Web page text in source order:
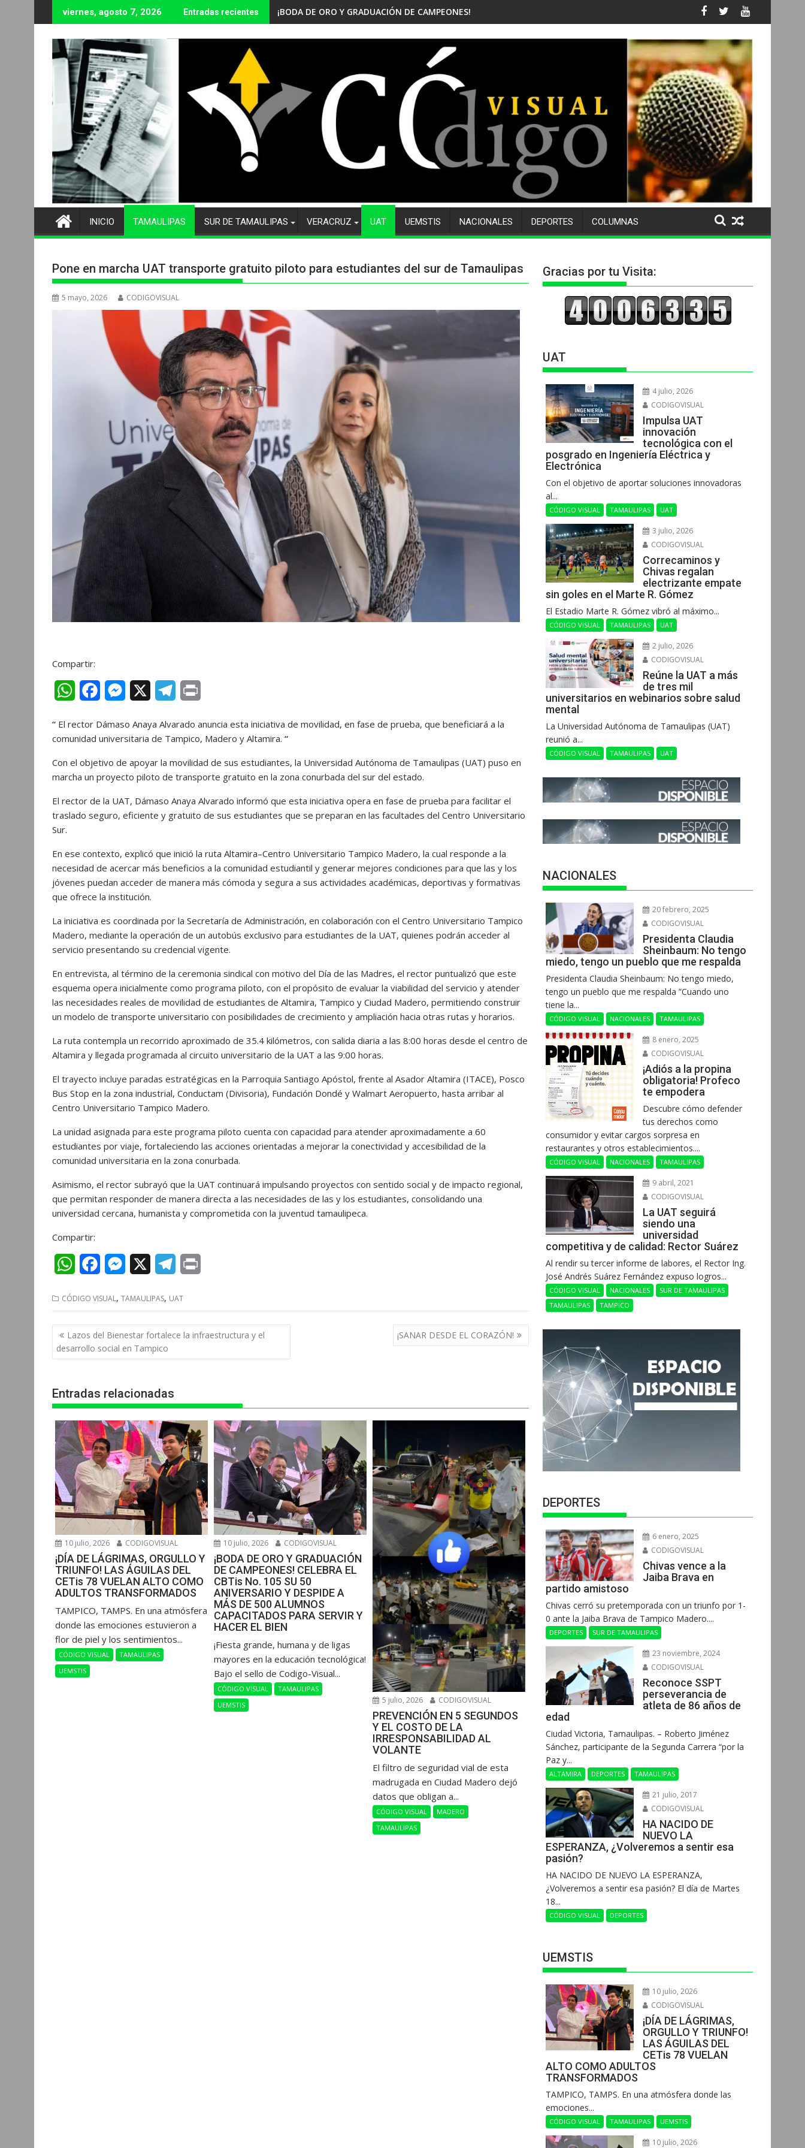
al
contenido
viernes, agosto 7, 2026 Entradas recientes ¡BODA DE ORO Y GRADUACIÓN DE CAMPEONES! CELEBRA EL CBTis No. 105 SU 50 ANIVERSARIO Y DESPIDE A MÁS DE 500
INICIO TAMAULIPAS SUR DE TAMAULIPAS VERACRUZ UAT UEMSTIS NACIONALES DEPORTES COLUMNAS
Pone en marcha UAT transporte gratuito piloto para estudiantes del sur de Tamaulipas
5 mayo, 2026 CODIGOVISUAL
Compartir:
W
a
p
c
o
s
e
g
r
l
g
a
i
“ El rector Dámaso Anaya Alvarado anuncia esta iniciativa de movilidad, en fase de prueba, que beneficiará a la
comunidad universitaria de Tampico, Madero y Altamira. “
Con el objetivo de apoyar la movilidad de sus estudiantes, la Universidad Autónoma de Tamaulipas (UAT) puso en
marcha un proyecto piloto de transporte gratuito en la zona conurbada del sur del estado.
El rector de la UAT, Dámaso Anaya Alvarado informó que esta iniciativa opera en fase de prueba para facilitar el
traslado seguro, eficiente y gratuito de sus estudiantes que se preparan en las facultades del Centro Universitario
Sur.
En ese contexto, explicó que inició la ruta Altamira–Centro Universitario Tampico Madero, la cual responde a la
necesidad de acercar más beneficios a la comunidad estudiantil y generar mejores condiciones para que las y los
jóvenes puedan acceder de manera más cómoda y segura a sus actividades académicas, deportivas y formativas
que ofrece la institución.
La iniciativa es coordinada por la Secretaría de Administración, en colaboración con el Centro Universitario Tampico
Madero, mediante la operación de un autobús exclusivo para estudiantes de la UAT, quienes podrán acceder al
servicio presentando su credencial vigente.
En entrevista, al término de la ceremonia sindical con motivo del Día de las Madres, el rector puntualizó que este
esquema opera inicialmente como programa piloto, con el propósito de evaluar la viabilidad del servicio y atender
las necesidades reales de movilidad de estudiantes de Altamira, Tampico y Ciudad Madero, permitiendo construir
un modelo de transporte universitario con posibilidades de crecimiento y ampliación hacia otras rutas y horarios.
La ruta contempla un recorrido aproximado de 35.4 kilómetros, con salida diaria a las 8:00 horas desde el centro de
Altamira y llegada programada al circuito universitario de la UAT a las 9:00 horas.
El trayecto incluye paradas estratégicas en la Parroquia Santiago Apóstol, frente al Asador Altamira (ITACE), Posco
Bus Stop en la zona industrial, Conductam (Divisoria), Fundación Dondé y Walmart Aeropuerto, hasta arribar al
Centro Universitario Tampico Madero.
La unidad asignada para este programa piloto cuenta con capacidad para atender aproximadamente a 60
estudiantes por viaje, fortaleciendo las acciones orientadas a mejorar la conectividad y accesibilidad de la
comunidad universitaria en la zona conurbada.
Asimismo, el rector subrayó que la UAT continuará impulsando proyectos con sentido social y de impacto regional,
que permitan responder de manera directa a las necesidades de las y los estudiantes, consolidando una
universidad cercana, humanista y comprometida con la juventud tamaulipeca.
Compartir:
W
a
t
s
p
c
e
b
k
s
s
e
e
r
e
m
n
CÓDIGO VISUAL, TAMAULIPAS, UAT
Navegación
de
entradas
Lazos del Bienestar fortalece la infraestructura y el
desarrollo social en Tampico
¡SANAR DESDE EL CORAZÓN!
Entradas relacionadas
10 julio, 2026 CODIGOVISUAL
¡DÍA DE LÁGRIMAS, ORGULLO Y
TRIUNFO! LAS ÁGUILAS DEL
CETis 78 VUELAN ALTO COMO
ADULTOS TRANSFORMADOS
​TAMPICO, TAMPS. En una atmósfera
donde las emociones estuvieron a
flor de piel y los sentimientos...
CÓDIGO VISUAL
TAMAULIPAS
UEMSTIS
10 julio, 2026 CODIGOVISUAL
¡BODA DE ORO Y GRADUACIÓN
DE CAMPEONES! CELEBRA EL
CBTis No. 105 SU 50
ANIVERSARIO Y DESPIDE A
MÁS DE 500 ALUMNOS
CAPACITADOS PARA SERVIR Y
HACER EL BIEN
​¡Fiesta grande, humana y de ligas
mayores en la educación tecnológica!
Bajo el sello de Codigo-Visual...
CÓDIGO VISUAL
TAMAULIPAS
UEMSTIS
5 julio, 2026 CODIGOVISUAL
PREVENCIÓN EN 5 SEGUNDOS
Y EL COSTO DE LA
IRRESPONSABILIDAD AL
VOLANTE
​El filtro de seguridad vial de esta
madrugada en Ciudad Madero dejó
datos que obligan a...
CÓDIGO VISUAL
MADERO
TAMAULIPAS
Gracias por tu Visita:
UAT
4 julio, 2026
CODIGOVISUAL
Impulsa UAT
innovación
tecnológica con el
posgrado en Ingeniería Eléctrica y
Electrónica
Con el objetivo de aportar soluciones innovadoras
al...
CÓDIGO VISUAL TAMAULIPAS UAT
3 julio, 2026
CODIGOVISUAL
Correcaminos y
Chivas regalan
electrizante empate
sin goles en el Marte R. Gómez
El Estadio Marte R. Gómez vibró al máximo...
CÓDIGO VISUAL TAMAULIPAS UAT
2 julio, 2026
CODIGOVISUAL
Reúne la UAT a más
de tres mil
universitarios en webinarios sobre salud
mental
La Universidad Autónoma de Tamaulipas (UAT)
reunió a...
CÓDIGO VISUAL TAMAULIPAS UAT
NACIONALES
20 febrero, 2025
CODIGOVISUAL
Presidenta Claudia
Sheinbaum: No tengo
miedo, tengo un pueblo que me respalda
Presidenta Claudia Sheinbaum: No tengo miedo,
tengo un pueblo que me respalda ”Cuando uno
tiene la...
CÓDIGO VISUAL NACIONALES TAMAULIPAS
8 enero, 2025
CODIGOVISUAL
¡Adiós a la propina
obligatoria! Profeco
te empodera
Descubre cómo defender
tus derechos como
consumidor y evitar cargos sorpresa en
restaurantes y otros establecimientos....
CÓDIGO VISUAL NACIONALES TAMAULIPAS
9 abril, 2021
CODIGOVISUAL
La UAT seguirá
siendo una
universidad
competitiva y de calidad: Rector Suárez
Al rendir su tercer informe de labores, el Rector Ing.
José Andrés Suárez Fernández expuso logros...
CÓDIGO VISUAL NACIONALES
SUR DE TAMAULIPAS
TAMAULIPAS
TAMPICO
DEPORTES
6 enero, 2025
CODIGOVISUAL
Chivas vence a la
Jaiba Brava en
partido amistoso
Chivas cerró su pretemporada con un triunfo por 1-
0 ante la Jaiba Brava de Tampico Madero....
DEPORTES SUR DE TAMAULIPAS
23 noviembre, 2024
CODIGOVISUAL
Reconoce SSPT
perseverancia de
atleta de 86 años de
edad
Ciudad Victoria, Tamaulipas. – Roberto Jiménez
Sánchez, participante de la Segunda Carrera “por la
Paz y...
ALTAMIRA DEPORTES TAMAULIPAS
21 julio, 2017
CODIGOVISUAL
HA NACIDO DE
NUEVO LA
ESPERANZA, ¿Volveremos a sentir esa
pasión?
HA NACIDO DE NUEVO LA ESPERANZA,
¿Volveremos a sentir esa pasión? El día de Martes
18...
CÓDIGO VISUAL DEPORTES
UEMSTIS
10 julio, 2026
CODIGOVISUAL
¡DÍA DE LÁGRIMAS,
ORGULLO Y TRIUNFO!
LAS ÁGUILAS DEL
CETis 78 VUELAN
ALTO COMO ADULTOS
TRANSFORMADOS
​TAMPICO, TAMPS. En una atmósfera donde las
emociones...
CÓDIGO VISUAL TAMAULIPAS UEMSTIS
10 julio, 2026